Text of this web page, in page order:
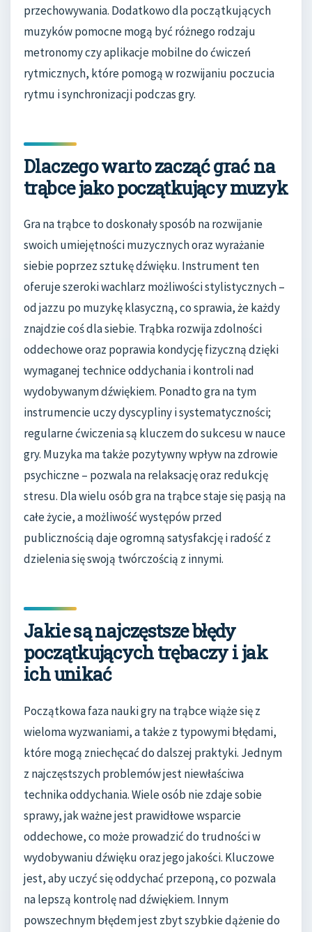
przechowywania. Dodatkowo dla początkujących
muzyków pomocne mogą być różnego rodzaju
metronomy czy aplikacje mobilne do ćwiczeń
rytmicznych, które pomogą w rozwijaniu poczucia
rytmu i synchronizacji podczas gry.
Dlaczego warto zacząć grać na
trąbce jako początkujący muzyk
Gra na trąbce to doskonały sposób na rozwijanie
swoich umiejętności muzycznych oraz wyrażanie
siebie poprzez sztukę dźwięku. Instrument ten
oferuje szeroki wachlarz możliwości stylistycznych –
od jazzu po muzykę klasyczną, co sprawia, że każdy
znajdzie coś dla siebie. Trąbka rozwija zdolności
oddechowe oraz poprawia kondycję fizyczną dzięki
wymaganej technice oddychania i kontroli nad
wydobywanym dźwiękiem. Ponadto gra na tym
instrumencie uczy dyscypliny i systematyczności;
regularne ćwiczenia są kluczem do sukcesu w nauce
gry. Muzyka ma także pozytywny wpływ na zdrowie
psychiczne – pozwala na relaksację oraz redukcję
stresu. Dla wielu osób gra na trąbce staje się pasją na
całe życie, a możliwość występów przed
publicznością daje ogromną satysfakcję i radość z
dzielenia się swoją twórczością z innymi.
Jakie są najczęstsze błędy
początkujących trębaczy i jak
ich unikać
Początkowa faza nauki gry na trąbce wiąże się z
wieloma wyzwaniami, a także z typowymi błędami,
które mogą zniechęcać do dalszej praktyki. Jednym
z najczęstszych problemów jest niewłaściwa
technika oddychania. Wiele osób nie zdaje sobie
sprawy, jak ważne jest prawidłowe wsparcie
oddechowe, co może prowadzić do trudności w
wydobywaniu dźwięku oraz jego jakości. Kluczowe
jest, aby uczyć się oddychać przeponą, co pozwala
na lepszą kontrolę nad dźwiękiem. Innym
powszechnym błędem jest zbyt szybkie dążenie do